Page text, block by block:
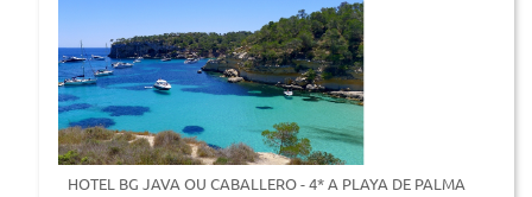
HOTEL BG JAVA OU CABALLERO - 4* A PLAYA DE PALMA